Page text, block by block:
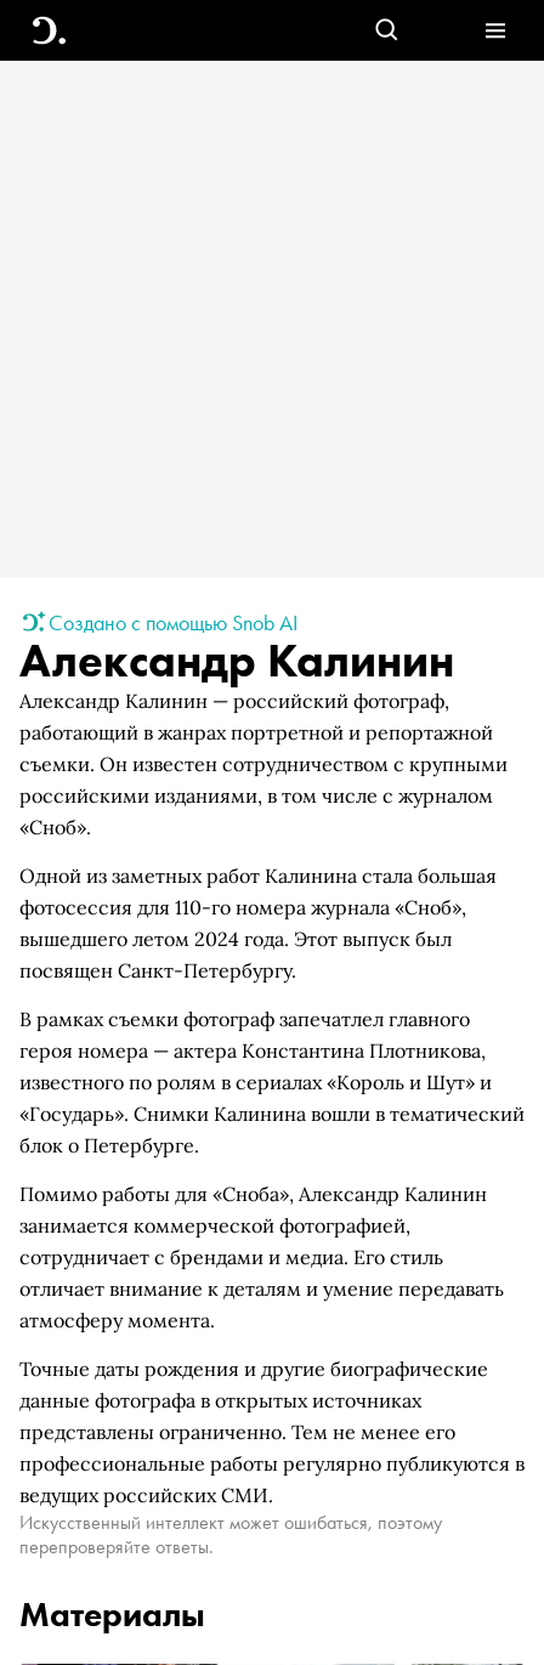
Создано с помощью Snob AI
Александр Калинин
Александр Калинин — российский фотограф,
работающий в жанрах портретной и репортажной
съемки. Он известен сотрудничеством с крупными
российскими изданиями, в том числе с журналом
«Сноб».
Одной из заметных работ Калинина стала большая
фотосессия для 110-го номера журнала «Сноб»,
вышедшего летом 2024 года. Этот выпуск был
посвящен Санкт-Петербургу.
В рамках съемки фотограф запечатлел главного
героя номера — актера Константина Плотникова,
известного по ролям в сериалах «Король и Шут» и
«Государь». Снимки Калинина вошли в тематический
блок о Петербурге.
Помимо работы для «Сноба», Александр Калинин
занимается коммерческой фотографией,
сотрудничает с брендами и медиа. Его стиль
отличает внимание к деталям и умение передавать
атмосферу момента.
Точные даты рождения и другие биографические
данные фотографа в открытых источниках
представлены ограниченно. Тем не менее его
профессиональные работы регулярно публикуются в
ведущих российских СМИ.
Искусственный интеллект может ошибаться, поэтому
перепроверяйте ответы.
Материалы